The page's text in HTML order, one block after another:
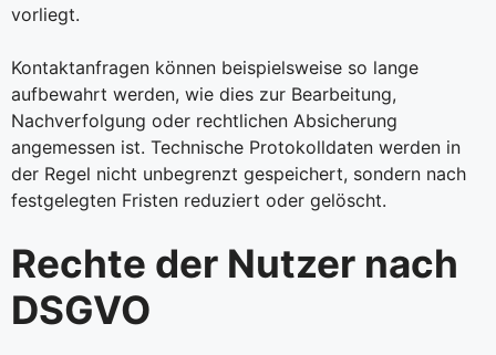
vorliegt.
Kontaktanfragen können beispielsweise so lange
aufbewahrt werden, wie dies zur Bearbeitung,
Nachverfolgung oder rechtlichen Absicherung
angemessen ist. Technische Protokolldaten werden in
der Regel nicht unbegrenzt gespeichert, sondern nach
festgelegten Fristen reduziert oder gelöscht.
Rechte der Nutzer nach
DSGVO